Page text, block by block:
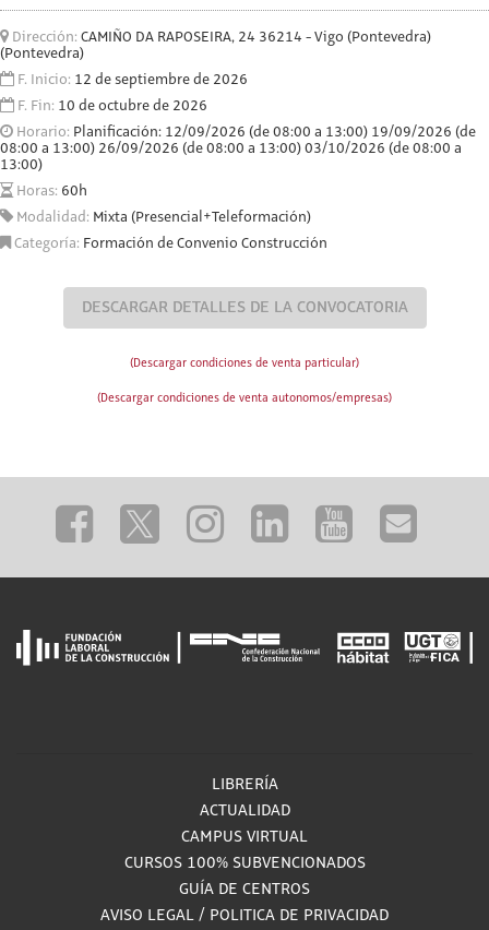
Dirección: CAMIÑO DA RAPOSEIRA, 24 36214 - Vigo (Pontevedra)
(Pontevedra)
F. Inicio: 12 de septiembre de 2026
F. Fin: 10 de octubre de 2026
Horario: Planificación: 12/09/2026 (de 08:00 a 13:00) 19/09/2026 (de
08:00 a 13:00) 26/09/2026 (de 08:00 a 13:00) 03/10/2026 (de 08:00 a
13:00)
Horas: 60h
Modalidad: Mixta (Presencial+Teleformación)
Categoría: Formación de Convenio Construcción
DESCARGAR DETALLES DE LA CONVOCATORIA
(Descargar condiciones de venta particular)
(Descargar condiciones de venta autonomos/empresas)
LIBRERÍA
ACTUALIDAD
CAMPUS VIRTUAL
CURSOS 100% SUBVENCIONADOS
GUÍA DE CENTROS
AVISO LEGAL / POLITICA DE PRIVACIDAD